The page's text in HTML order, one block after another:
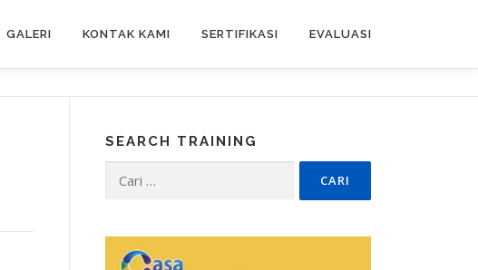
GALERI KONTAK KAMI SERTIFIKASI EVALUASI
SEARCH TRAINING
untuk: